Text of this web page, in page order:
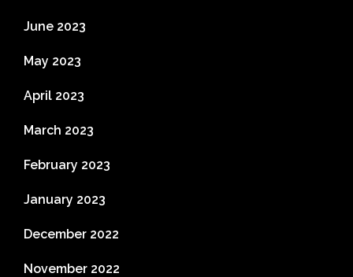
June 2023
May 2023
April 2023
March 2023
February 2023
January 2023
December 2022
November 2022